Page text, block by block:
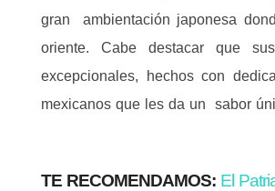
gran ambientación japonesa
oriente. Cabe destacar que
excepcionales, hechos con
mexicanos que les da un sabor
TE RECOMENDAMOS: El